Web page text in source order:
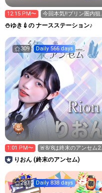
12:15 PM〜
今回本気‼️プリン圏内狙
う‼️夜コソコソ
⛄ゆき💉の ナースステーション♪
309 Daily 566 days
1:01 PM〜
🚨8/8は終末のアンセム2
周年ライブ🚨
りおん (終末のアンセム)
287 Daily 838 days